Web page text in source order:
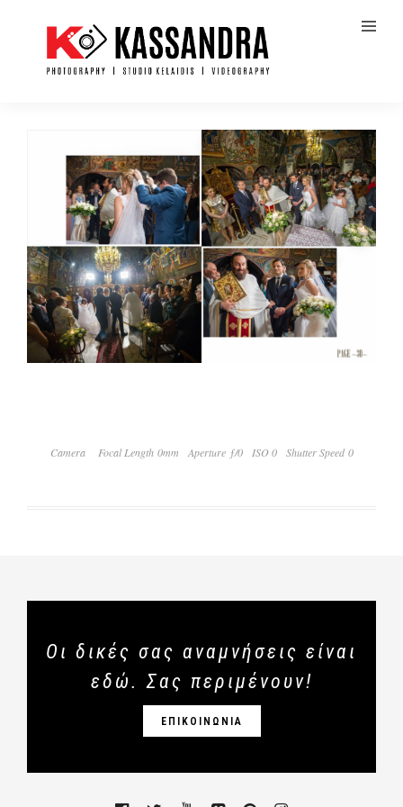
Camera Focal Length 0mm Aperture ƒ/0 ISO 0 Shutter Speed 0
Οι δικές σας αναμνήσεις είναι
εδώ. Σας περιμένουν!
ΕΠΙΚΟΙΝΩΝΙΑ